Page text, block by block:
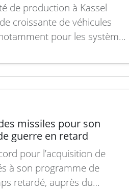
de production à Kassel
croissante de véhicules
pour les systèmes
un regain d’intérêt
blindés lourds dans un
missiles pour son
guerre en retard
pour l’acquisition de
à son programme de
retardé, auprès du